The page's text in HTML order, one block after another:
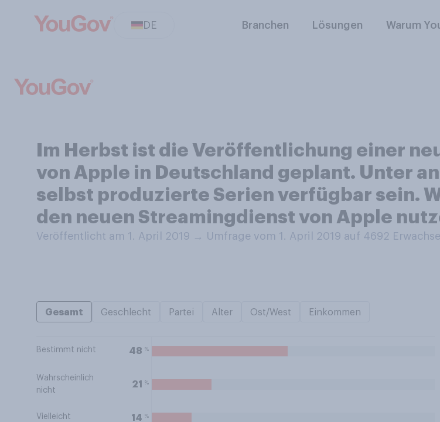
DE Branchen Lösungen Warum
Im Herbst ist die Veröffentlichung einer
von Apple in Deutschland geplant. Unter
selbst produzierte Serien verfügbar sein.
den neuen Streamingdienst von Apple
Veröffentlicht am 1. April 2019 → Umfrage vom 1. April 2019 auf 4692
Gesamt Geschlecht Partei Alter Ost/West Einkommen
Bestimmt nicht 48 %
Wahrscheinlich
nicht
21 %
Vielleicht 14 %